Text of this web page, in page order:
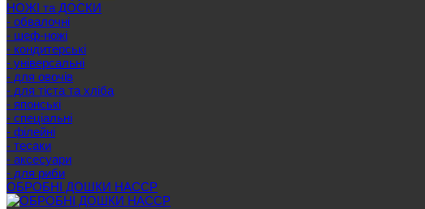
НОЖІ та ДОСКИ
- обвалочні
- шеф-ножі
- кондитерські
- універсальні
- для овочів
- для тіста та хліба
- японські
- спеціальні
- філейні
- тесаки
- аксесуари
- для риби
ОБРОБНІ ДОШКИ HACCP